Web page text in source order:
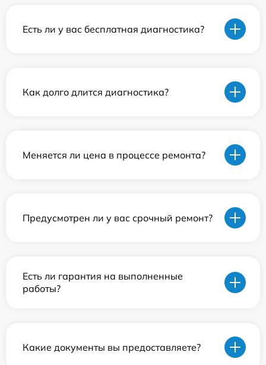
Есть ли у вас бесплатная диагностика?
Как долго длится диагностика?
Меняется ли цена в процессе ремонта?
Предусмотрен ли у вас срочный ремонт?
Есть ли гарантия на выполненные
работы?
Какие документы вы предоставляете?